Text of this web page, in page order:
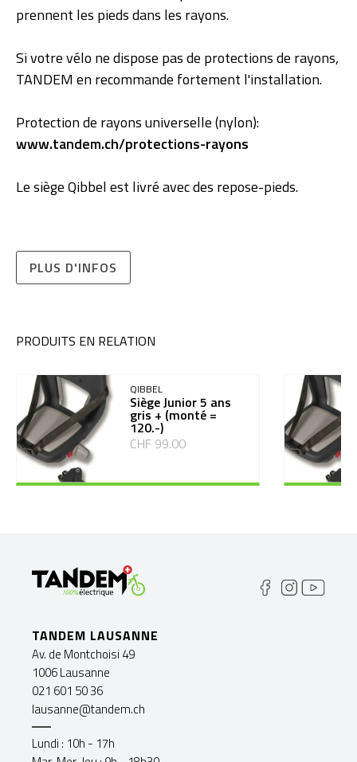
prennent les pieds dans les rayons.
Si votre vélo ne dispose pas de protections de rayons,
TANDEM en recommande fortement l'installation.
Protection de rayons universelle (nylon):
www.tandem.ch/protections-rayons
Le siège Qibbel est livré avec des repose-pieds.
PLUS D'INFOS
PRODUITS EN RELATION
QIBBEL
Siège Junior 5 ans
gris + (monté =
120.-)
CHF 99.00
TANDEM LAUSANNE
Av. de Montchoisi 49
1006 Lausanne
021 601 50 36
lausanne@tandem.ch
Lundi : 10h - 17h